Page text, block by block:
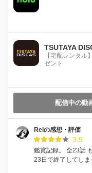
TSUTAYA
【宅配レンタル
ゼント
配信中の動
Reiの感想・評価
3.9
鑑賞記録。 全23話
23日で終了してし